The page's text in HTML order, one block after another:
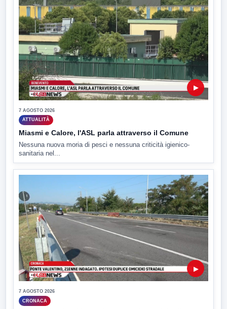
▶
7 AGOSTO 2026
ATTUALITÀ
Miasmi e Calore, l'ASL parla attraverso il Comune
Nessuna nuova moria di pesci e nessuna criticità igienico-
sanitaria nel...
▶
7 AGOSTO 2026
CRONACA